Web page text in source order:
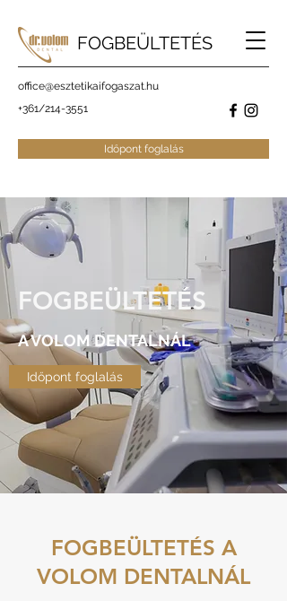
office@esztetikaifogaszat.hu
+361/214-3551
FOGBEÜLTETÉS
Időpont foglalás
FOGBEÜLTETÉS A
VOLOM DENTALNÁL
FOGBEÜLTETÉS
A VOLOM DENTALNÁL
Időpont foglalás